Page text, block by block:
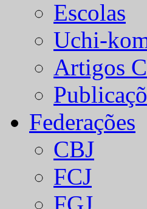
Escolas
Uchi-
Artigos
Federações
CBJ
FCJ
FGJ